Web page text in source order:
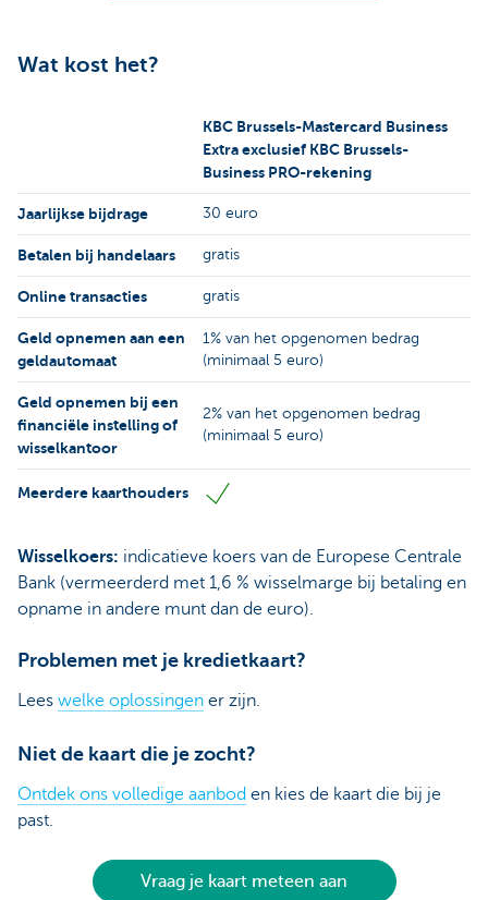
Wat kost het?
KBC Brussels-Mastercard Business
Extra exclusief KBC Brussels-
Business PRO-rekening
Jaarlijkse bijdrage 30 euro
Betalen bij handelaars gratis
Online transacties gratis
Geld opnemen aan een
geldautomaat
1% van het opgenomen bedrag
(minimaal 5 euro)
Geld opnemen bij een
financiële instelling of
wisselkantoor
2% van het opgenomen bedrag
(minimaal 5 euro)
Meerdere kaarthouders
Wisselkoers: indicatieve koers van de Europese Centrale
Bank (vermeerderd met 1,6 % wisselmarge bij betaling en
opname in andere munt dan de euro).
Problemen met je kredietkaart?
Lees welke oplossingen er zijn.
Niet de kaart die je zocht?
Ontdek ons volledige aanbod en kies de kaart die bij je
past.
Vraag je kaart meteen aan